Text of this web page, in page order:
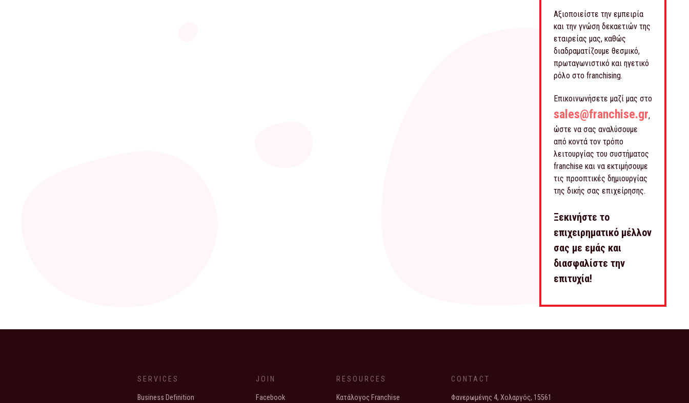
Αξιοποιείστε την εμπειρία
και την γνώση δεκαετιών της
εταιρείας μας, καθώς
διαδραματίζουμε θεσμικό,
πρωταγωνιστικό και ηγετικό
ρόλο στο franchising.
Επικοινωνήσετε μαζί μας στο
sales@franchise.gr,
ώστε να σας αναλύσουμε
από κοντά τον τρόπο
λειτουργίας του συστήματος
franchise και να εκτιμήσουμε
τις προοπτικές δημιουργίας
της δικής σας επιχείρησης.
Ξεκινήστε το
επιχειρηματικό μέλλον
σας με εμάς και
διασφαλίστε την
επιτυχία!
SERVICES
Business Definition
JOIN
Facebook
RESOURCES
Κατάλογος Franchise
CONTACT
Φανερωμένης 4, Χολαργός, 15561